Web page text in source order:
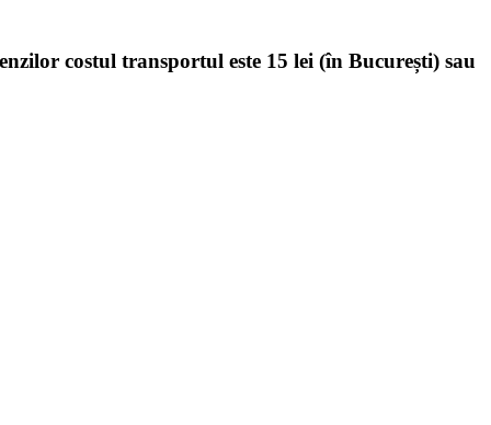
costul transportul este 15 lei (în București) sau